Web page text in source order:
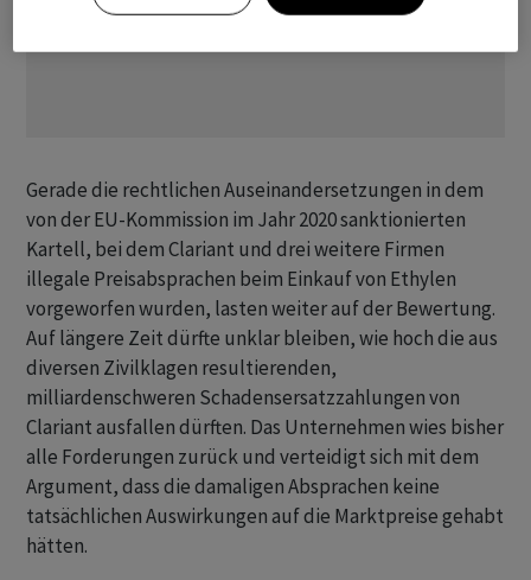
Gerade die rechtlichen Auseinandersetzungen in dem
von der EU-Kommission im Jahr 2020 sanktionierten
Kartell, bei dem Clariant und drei weitere Firmen
illegale Preisabsprachen beim Einkauf von Ethylen
vorgeworfen wurden, lasten weiter auf der Bewertung.
Auf längere Zeit dürfte unklar bleiben, wie hoch die aus
diversen Zivilklagen resultierenden,
milliardenschweren Schadensersatzzahlungen von
Clariant ausfallen dürften. Das Unternehmen wies bisher
alle Forderungen zurück und verteidigt sich mit dem
Argument, dass die damaligen Absprachen keine
tatsächlichen Auswirkungen auf die Marktpreise gehabt
hätten.